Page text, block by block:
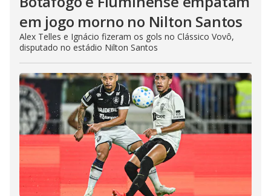
em jogo morno no Nilton Santos
Alex Telles e Ignácio fizeram os gols no Clássico Vovô,
disputado no estádio Nilton Santos